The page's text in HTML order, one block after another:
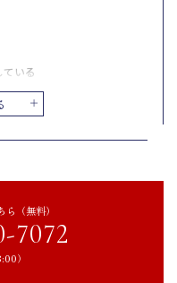
いる
（無料）
7072
）